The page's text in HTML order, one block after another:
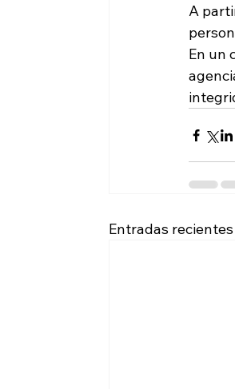
A
En un
Entradas recientes